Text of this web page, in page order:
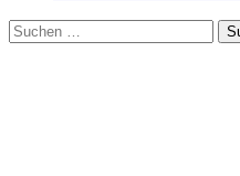
Suchen
nach: